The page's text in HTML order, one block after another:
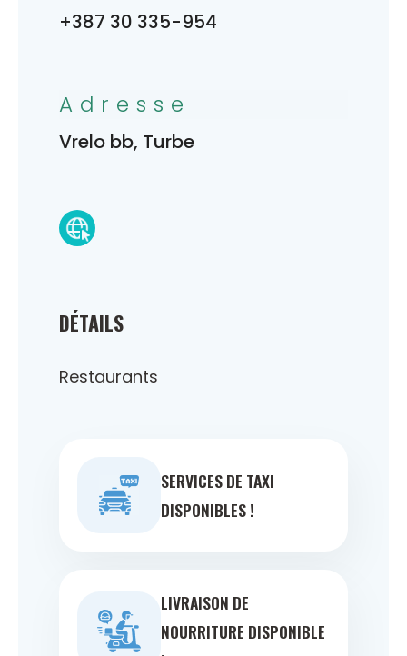
DÉTAILS
Restaurants
SERVICES DE TAXI
DISPONIBLES !
LIVRAISON DE
NOURRITURE DISPONIBLE
+387 30 335-954
Adresse
Vrelo bb, Turbe